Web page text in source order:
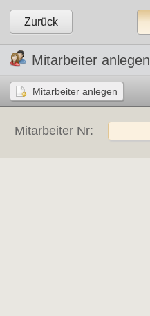
Zurück
Mitarbeiter anlegen
Mitarbeiter Nr: